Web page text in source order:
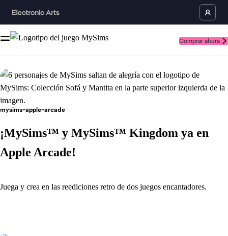
Comprar ahora
mysims-apple-arcade
¡MySims™ y MySims™ Kingdom ya en
Apple Arcade!
Juega y crea en las reediciones retro de dos juegos encantadores.